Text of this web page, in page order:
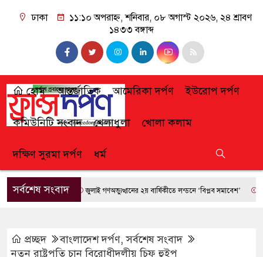
ঢাকা
১১:১০ অপরাহ্ন, শনিবার, ০৮ অগাস্ট ২০২৬, ২৪ শ্রাবণ
১৪৩৩ বঙ্গাব্দ
হোম আন্তর্জাতিক আমেরিকা দর্পণ ইউরোপ দর্পণ
কমিউনিটি সংবাদ খেলাধুলা খোলা কলাম
দক্ষিণ সুরমা দর্পণ ধর্ম
সর্বশেষ সংবাদজুলাই গণঅভ্যুত্থানের ২য় বার্ষিকীতে লন্ডনে ‘বিপ্লব সমাবেশ’ ফ্রান্সে
প্রচ্ছদ বাংলাদেশ দর্পণ,সর্বশেষ সংবাদ
নতুন রাষ্ট্রপতি চান বিরোধীদলীয় চিফ হুইপ